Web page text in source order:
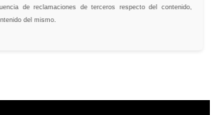
de reclamaciones de terceros respecto del contenido,
del mismo.